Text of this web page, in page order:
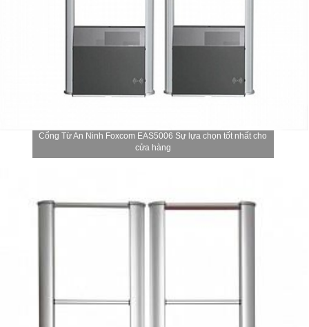
Cổng Từ An Ninh Foxcom EAS5006 Sự lựa chọn tốt nhất cho
cửa hàng